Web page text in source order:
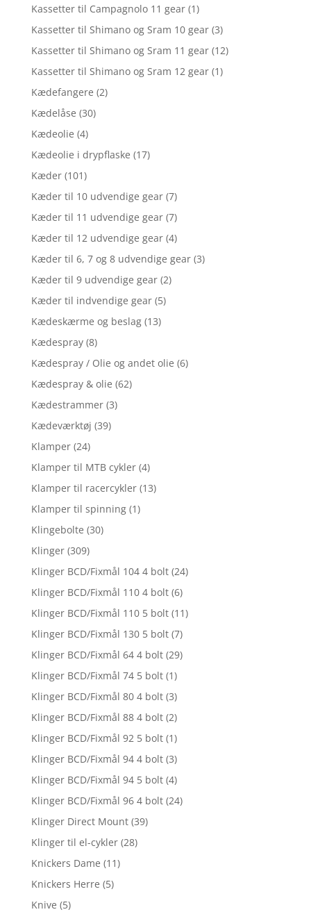
Kassetter til Campagnolo 11 gear (1)
Kassetter til Shimano og Sram 10 gear (3)
Kassetter til Shimano og Sram 11 gear (12)
Kassetter til Shimano og Sram 12 gear (1)
Kædefangere (2)
Kædelåse (30)
Kædeolie (4)
Kædeolie i drypflaske (17)
Kæder (101)
Kæder til 10 udvendige gear (7)
Kæder til 11 udvendige gear (7)
Kæder til 12 udvendige gear (4)
Kæder til 6, 7 og 8 udvendige gear (3)
Kæder til 9 udvendige gear (2)
Kæder til indvendige gear (5)
Kædeskærme og beslag (13)
Kædespray (8)
Kædespray / Olie og andet olie (6)
Kædespray & olie (62)
Kædestrammer (3)
Kædeværktøj (39)
Klamper (24)
Klamper til MTB cykler (4)
Klamper til racercykler (13)
Klamper til spinning (1)
Klingebolte (30)
Klinger (309)
Klinger BCD/Fixmål 104 4 bolt (24)
Klinger BCD/Fixmål 110 4 bolt (6)
Klinger BCD/Fixmål 110 5 bolt (11)
Klinger BCD/Fixmål 130 5 bolt (7)
Klinger BCD/Fixmål 64 4 bolt (29)
Klinger BCD/Fixmål 74 5 bolt (1)
Klinger BCD/Fixmål 80 4 bolt (3)
Klinger BCD/Fixmål 88 4 bolt (2)
Klinger BCD/Fixmål 92 5 bolt (1)
Klinger BCD/Fixmål 94 4 bolt (3)
Klinger BCD/Fixmål 94 5 bolt (4)
Klinger BCD/Fixmål 96 4 bolt (24)
Klinger Direct Mount (39)
Klinger til el-cykler (28)
Knickers Dame (11)
Knickers Herre (5)
Knive (5)